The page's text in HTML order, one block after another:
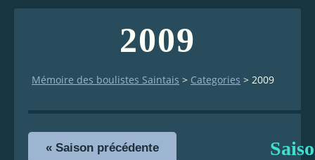
2009
Mémoire des boulistes Saintais > Categories > 2009
« Saison précédente